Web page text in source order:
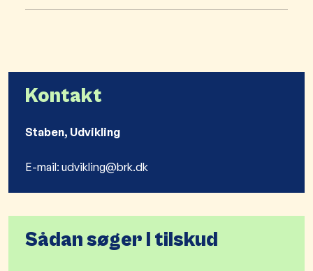
Kontakt
Staben, Udvikling
E-mail: udvikling@brk.dk
Sådan søger I tilskud